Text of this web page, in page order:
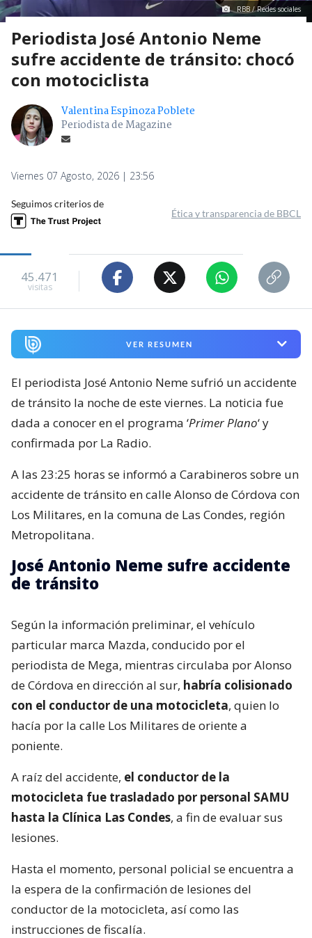
RBB / Redes sociales
Periodista José Antonio Neme
sufre accidente de tránsito: chocó
con motociclista
Valentina Espinoza Poblete
Periodista de Magazine
Viernes 07 Agosto, 2026 | 23:56
Seguimos criterios de
Ética y transparencia de BBCL
45.471
visitas
VER RESUMEN
El periodista José Antonio Neme sufrió un accidente
de tránsito la noche de este viernes. La noticia fue
dada a conocer en el programa ‘Primer Plano‘ y
confirmada por La Radio.
A las 23:25 horas se informó a Carabineros sobre un
accidente de tránsito en calle Alonso de Córdova con
Los Militares, en la comuna de Las Condes, región
Metropolitana.
José Antonio Neme sufre accidente
de tránsito
Según la información preliminar, el vehículo
particular marca Mazda, conducido por el
periodista de Mega, mientras circulaba por Alonso
de Córdova en dirección al sur, habría colisionado
con el conductor de una motocicleta, quien lo
hacía por la calle Los Militares de oriente a
poniente.
A raíz del accidente, el conductor de la
motocicleta fue trasladado por personal SAMU
hasta la Clínica Las Condes, a fin de evaluar sus
lesiones.
Hasta el momento, personal policial se encuentra a
la espera de la confirmación de lesiones del
conductor de la motocicleta, así como las
instrucciones de fiscalía.